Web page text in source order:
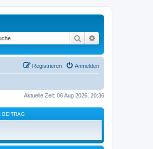
Suche
Anmelden
Registrieren
Aktuelle Zeit: 06 Aug 2026, 20:36
BEITRAG